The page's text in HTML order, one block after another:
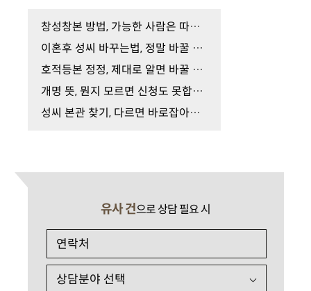
창성창본 방법, 가능한 사람은 따로 있습니다
이혼후 성씨 바꾸는법, 정말 바꿀 수 있을까?
호적등본 정정, 제대로 알면 바꿀 수 있습니다
개명 뜻, 뭔지 모르면 신청도 못합니다
성씨 본관 찾기, 다르면 바로잡아야 합니다
유사 건으로 상담 필요 시